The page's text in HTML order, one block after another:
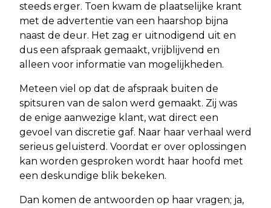
steeds erger. Toen kwam de plaatselijke krant
met de advertentie van een haarshop bijna
naast de deur. Het zag er uitnodigend uit en
dus een afspraak gemaakt, vrijblijvend en
alleen voor informatie van mogelijkheden.
Meteen viel op dat de afspraak buiten de
spitsuren van de salon werd gemaakt. Zij was
de enige aanwezige klant, wat direct een
gevoel van discretie gaf. Naar haar verhaal werd
serieus geluisterd. Voordat er over oplossingen
kan worden gesproken wordt haar hoofd met
een deskundige blik bekeken.
Dan komen de antwoorden op haar vragen; ja,